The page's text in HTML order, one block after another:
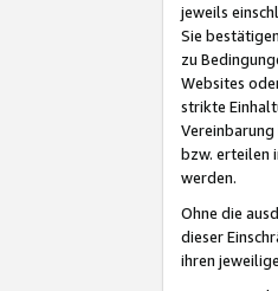
jeweils
Sie
zu
Websites
strikte
bzw. erteilen
werden.
Ohne die
dieser
ihren